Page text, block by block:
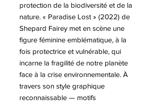
protection de la biodiversité et de la
nature. « Paradise Lost » (2022) de
Shepard Fairey met en scène une
figure féminine emblématique, à la
fois protectrice et vulnérable, qui
incarne la fragilité de notre planète
face à la crise environnementale. À
travers son style graphique
reconnaissable — motifs